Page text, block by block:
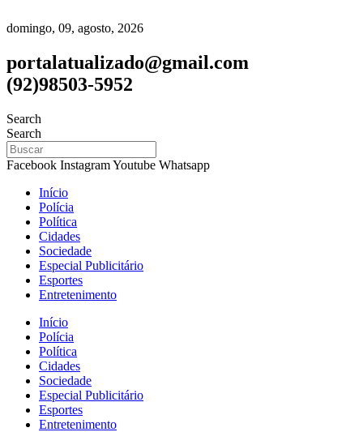
domingo, 09, agosto, 2026
portalatualizado@gmail.com
(92)98503-5952
Search
Search
Facebook InstagramYoutube Whatsapp
Início
Polícia
Política
Cidades
Sociedade
Especial Publicitário
Esportes
Entretenimento
Início
Polícia
Política
Cidades
Sociedade
Especial Publicitário
Esportes
Entretenimento